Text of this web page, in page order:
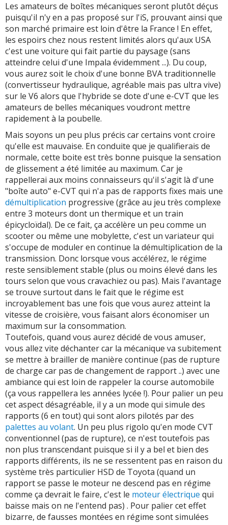
Les amateurs de boîtes mécaniques seront plutôt déçus
puisqu'il n'y en a pas proposé sur l'iS, prouvant ainsi que
son marché primaire est loin d'être la France ! En effet,
les espoirs chez nous restent limités alors qu'aux USA
c'est une voiture qui fait partie du paysage (sans
atteindre celui d'une Impala évidemment ...). Du coup,
vous aurez soit le choix d'une bonne BVA traditionnelle
(convertisseur hydraulique, agréable mais pas ultra vive)
sur le V6 alors que l'hybride se dote d'une e-CVT que les
amateurs de belles mécaniques voudront mettre
rapidement à la poubelle.
Mais soyons un peu plus précis car certains vont croire
qu'elle est mauvaise. En conduite que je qualifierais de
normale, cette boite est très bonne puisque la sensation
de glissement a été limitée au maximum. Car je
rappellerai aux moins connaisseurs qu'il s'agit là d'une
"boîte auto" e-CVT qui n'a pas de rapports fixes mais une
démultiplication progressive (grâce au jeu très complexe
entre 3 moteurs dont un thermique et un train
épicycloïdal). De ce fait, ça accélère un peu comme un
scooter ou même une mobylette, c'est un variateur qui
s'occupe de moduler en continue la démultiplication de la
transmission. Donc lorsque vous accélérez, le régime
reste sensiblement stable (plus ou moins élevé dans les
tours selon que vous cravachiez ou pas). Mais l'avantage
se trouve surtout dans le fait que le régime est
incroyablement bas une fois que vous aurez atteint la
vitesse de croisière, vous faisant alors économiser un
maximum sur la consommation.
Toutefois, quand vous aurez décidé de vous amuser,
vous allez vite déchanter car la mécanique va subitement
se mettre à brailler de manière continue (pas de rupture
de charge car pas de changement de rapport ..) avec une
ambiance qui est loin de rappeler la course automobile
(ça vous rappellera les années lycée !). Pour palier un peu
cet aspect désagréable, il y a un mode qui simule des
rapports (6 en tout) qui sont alors pilotés par des
palettes au volant. Un peu plus rigolo qu'en mode CVT
conventionnel (pas de rupture), ce n'est toutefois pas
non plus transcendant puisque si il y a bel et bien des
rapports différents, ils ne se ressentent pas en raison du
système très particulier HSD de Toyota (quand un
rapport se passe le moteur ne descend pas en régime
comme ça devrait le faire, c'est le moteur électrique qui
baisse mais on ne l'entend pas) . Pour palier cet effet
bizarre, de fausses montées en régime sont simulées